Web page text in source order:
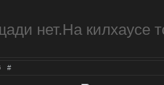
нет.На килхаусе
#